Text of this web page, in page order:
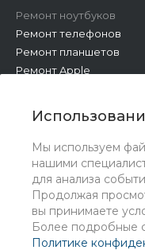
Мы используем
нашими
для анализа
Продолжая
вы принимаете
Более подробные
Политике
Ремонт ноутбуков
Ремонт телефонов
Ремонт планшетов
Ремонт Apple